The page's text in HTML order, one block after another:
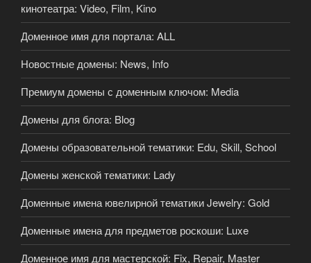
кинотеатра: Video, Film, Kino
Доменное имя для портала: ALL
Новостные домены: News, Info
Премиум домены с доменным ключом: Media
Домены для блога: Blog
Домены образовательной тематики: Edu, Skill, School
Домены женской тематики: Lady
Доменные имена ювелирной тематики Jewelry: Gold
Доменные имена для предметов роскоши: Luxe
Доменное имя для мастерской: Fix, Repair, Master